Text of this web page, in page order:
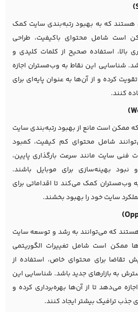
که به بهبود رتبه‌بندی سایت کمک
است شامل محتوای باکیفیت، طراحی
بالا، استفاده صحیح از کلمات کلیدی و
شناسایی این نقاط به وب‌مستران اجازه
کرده و از آن‌ها به عنوان پایه‌ای برای
کنند.
است مانع از بهبود رتبه‌بندی سایت
شامل محتوای کم کیفیت، کمبود
فنی سایت مانند سرعت بارگذاری پایین،
نبود بهینه‌سازی برای موبایل باشند.
کمک می‌کند تا اقداماتی برای
سایت خود را بهبود بخشند.
که می‌توانند به رشد و توسعه سایت
ممکن است شامل تغییرات الگوریتمی
تقاضا برای محتوای خاص، استفاده از
به بازارهای جدید باشد. شناسایی این
می‌دهد تا از آن‌ها بهره‌برداری کرده و
جذب ترافیک بیشتر ایجاد کنند.